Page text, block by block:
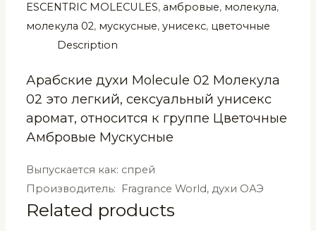
02
Fragrance
мл
quantity
ESCENTRIC MOLECULES, амбровые, молекула,
молекула 02, мускусные,унисекс, цветочные
Description
Арабские духи Molecule 02 Молекула
02 это легкий, сексуальный унисекс
аромат, относится к группе Цветочные
Амбровые Мускусные
Выпускается как: спрей
Производитель: Fragrance World, духи ОАЭ
Related products